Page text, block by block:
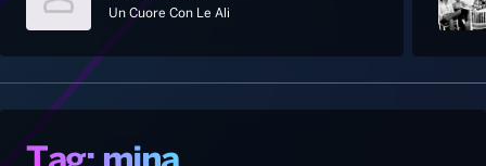
Palinsesto
Notizie
Un Cuore Con Le Ali